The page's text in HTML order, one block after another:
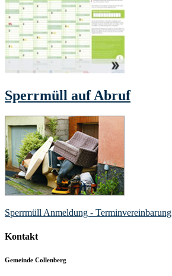
Sperrmüll auf Abruf
Sperrmüll Anmeldung - Terminvereinbarung
Kontakt
Gemeinde Collenberg